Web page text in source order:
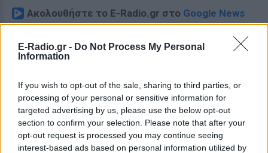
E-Radio.gr - Do Not Process My Personal
Information
If you wish to opt-out of the sale, sharing to third parties, or
processing of your personal or sensitive information for
targeted advertising by us, please use the below opt-out
section to confirm your selection. Please note that after your
opt-out request is processed you may continue seeing
interest-based ads based on personal information utilized by
Ακολουθήστε το E-Radio.gr στο Google News
και μάθετε πρώτοιτα πιο hot νέα.
Διαβάστε περισσότερα θέματα για
Pink.gr!
Ακολουθήστε το E-Radio.gr και στο Instagram
ΔΙΑΦΗΜΙΣΗ